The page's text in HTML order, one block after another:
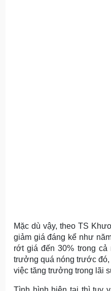
Mặc dù vậy, theo TS
giảm giá đáng kể như
rớt giá đến 30% trong
trưởng quá nóng trước
việc tăng trưởng trong lãi